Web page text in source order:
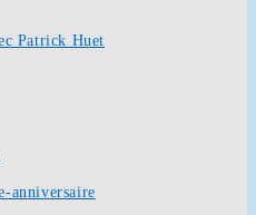
Patrick Huet
anniversaire